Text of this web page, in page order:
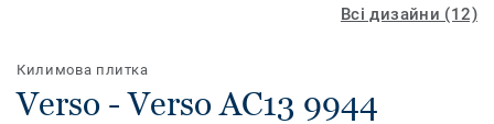
Всі дизайни (12)
Килимова плитка
Verso - Verso AC13 9944